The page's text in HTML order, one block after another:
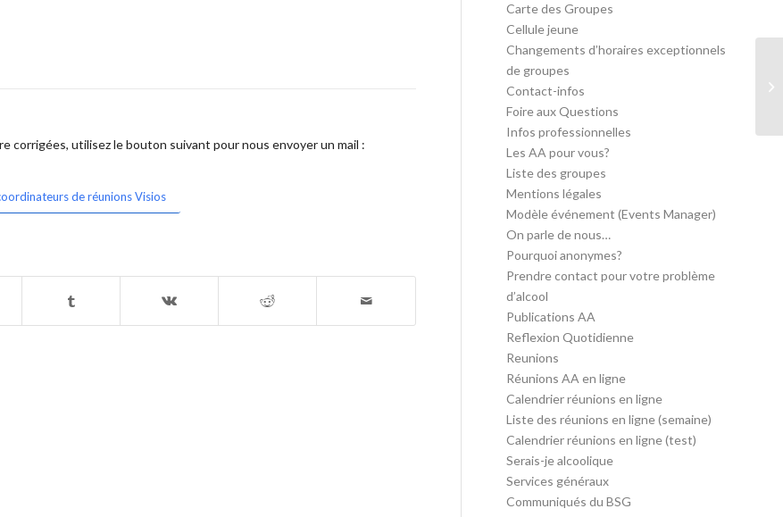
utilisez le bouton suivant pour nous envoyer un mail :
de réunions Visios
Carte des Groupes
Cellule jeune
Changements d’horaires exceptionnels
de groupes
Contact-infos
Foire aux Questions
Infos professionnelles
Les AA pour vous?
Liste des groupes
Mentions légales
Modèle événement (Events Manager)
On parle de nous…
Pourquoi anonymes?
Prendre contact pour votre problème
d’alcool
Publications AA
Reflexion Quotidienne
Reunions
Réunions AA en ligne
Calendrier réunions en ligne
Liste des réunions en ligne (semaine)
Calendrier réunions en ligne (test)
Serais-je alcoolique
Services généraux
Communiqués du BSG